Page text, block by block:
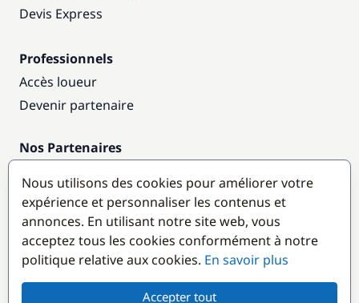
Devis Express
Professionnels
Accès loueur
Devenir partenaire
Nos Partenaires
Destinations populaires
Nous utilisons des cookies pour améliorer votre
expérience et personnaliser les contenus et
annonces. En utilisant notre site web, vous
acceptez tous les cookies conformément à notre
politique relative aux cookies. En savoir plus
Accepter tout